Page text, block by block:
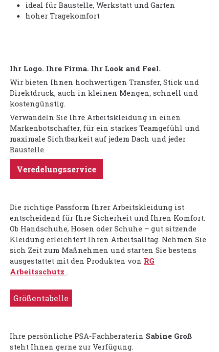
ideal für Baustelle, Werkstatt und Garten
hoher Tragekomfort
Ihr Logo. Ihre Firma. Ihr Look and Feel.
Wir bieten Ihnen hochwertigen Transfer, Stick und
Direktdruck, auch in kleinen Mengen, schnell und
kostengünstig.
Verwandeln Sie Ihre Arbeitskleidung in einen
Markenbotschafter, für ein starkes Teamgefühl und
maximale Sichtbarkeit auf jedem Dach und jeder
Baustelle.
Veredelungsservice
Die richtige Passform Ihrer Arbeitskleidung ist
entscheidend für Ihre Sicherheit und Ihren Komfort.
Ob Handschuhe, Hosen oder Schuhe – gut sitzende
Kleidung erleichtert Ihren Arbeitsalltag. Nehmen Sie
sich Zeit zum Maßnehmen und starten Sie bestens
ausgestattet mit den Produkten von RG
Arbeitsschutz .
Größentabelle
Ihre persönliche PSA-Fachberaterin Sabine Groß
steht Ihnen gerne zur Verfügung.